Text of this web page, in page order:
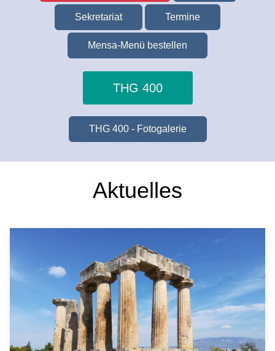
Sekretariat Termine
Mensa-Menü bestellen
THG 400
THG 400 - Fotogalerie
Aktuelles